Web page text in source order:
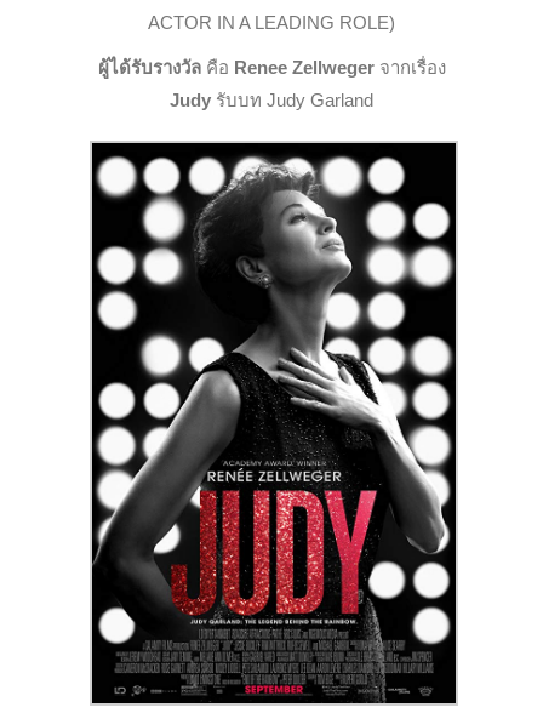
ACTOR IN A LEADING ROLE)
ผู้ได้รับรางวัล คือ Renee Zellwegerจากเรื่อง
Judy รับบท Judy Garland